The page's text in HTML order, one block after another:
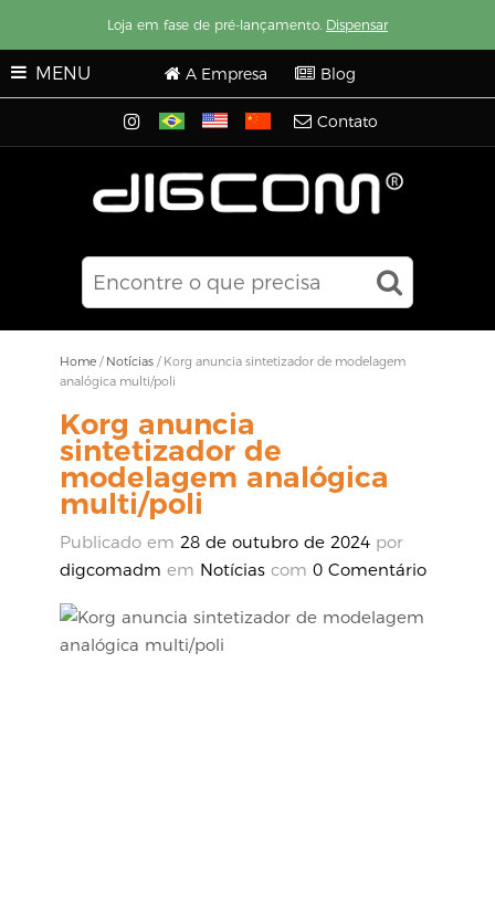
Loja em fase de pré-lançamento. Dispensar
MENU A Empresa Blog
Contato
Home / Notícias / Korg anuncia sintetizador de modelagem
analógica multi/poli
Korg anuncia
sintetizador de
modelagem analógica
multi/poli
Publicado em 28 de outubro de 2024 por
digcomadm em Notícias com 0 Comentário